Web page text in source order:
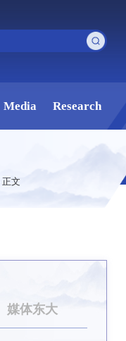
Media Research
正文
媒体东大